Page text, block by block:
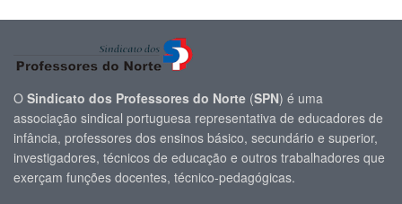
O Sindicato dos Professores do Norte (SPN) é uma
associação sindical portuguesa representativa de educadores de
infância, professores dos ensinos básico, secundário e superior,
investigadores, técnicos de educação e outros trabalhadores que
exerçam funções docentes, técnico-pedagógicas.